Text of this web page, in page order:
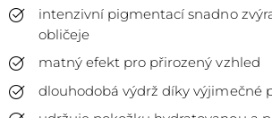
intenzivní pigmentací snadno
obličeje
matný efekt pro přirozený vzhled
dlouhodobá výdrž díky výjimečné